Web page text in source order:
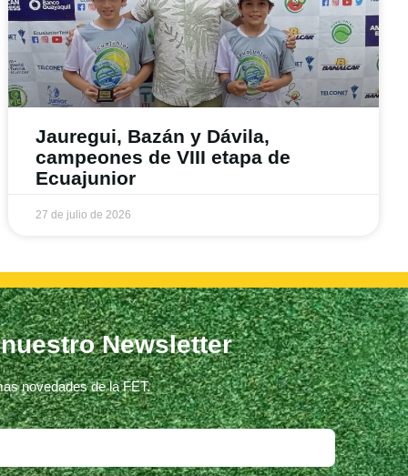
Jauregui, Bazán y Dávila,
campeones de VIII etapa de
Ecuajunior
27 de julio de 2026
Newsletter
novedades de la FET.